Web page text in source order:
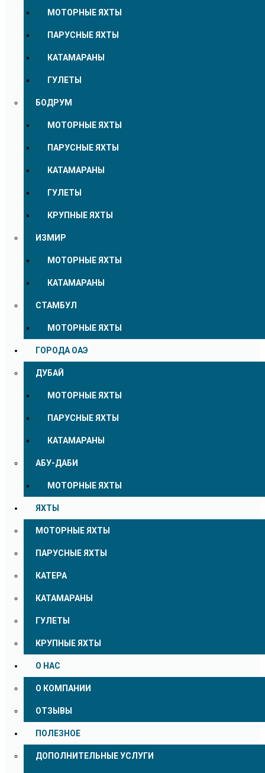
МОТОРНЫЕ ЯХТЫ
ПАРУСНЫЕ ЯХТЫ
КАТАМАРАНЫ
ГУЛЕТЫ
БОДРУМ
МОТОРНЫЕ ЯХТЫ
ПАРУСНЫЕ ЯХТЫ
КАТАМАРАНЫ
ГУЛЕТЫ
КРУПНЫЕ ЯХТЫ
ИЗМИР
МОТОРНЫЕ ЯХТЫ
КАТАМАРАНЫ
СТАМБУЛ
МОТОРНЫЕ ЯХТЫ
ГОРОДА ОАЭ
ДУБАЙ
МОТОРНЫЕ ЯХТЫ
ПАРУСНЫЕ ЯХТЫ
КАТАМАРАНЫ
АБУ-ДАБИ
МОТОРНЫЕ ЯХТЫ
ЯХТЫ
МОТОРНЫЕ ЯХТЫ
ПАРУСНЫЕ ЯХТЫ
КАТЕРА
КАТАМАРАНЫ
ГУЛЕТЫ
КРУПНЫЕ ЯХТЫ
О НАС
О КОМПАНИИ
ОТЗЫВЫ
ПОЛЕЗНОЕ
ДОПОЛНИТЕЛЬНЫЕ УСЛУГИ